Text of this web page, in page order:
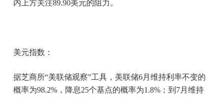
内上方关注89.90美元的阻力。
美元指数：
据芝商所“美联储观察”工具，美联储6月维持利率不变的
概率为98.2%，降息25个基点的概率为1.8%；到7月维持